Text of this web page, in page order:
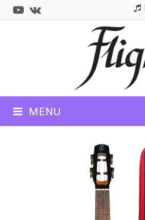
Youtube
VK
MENU